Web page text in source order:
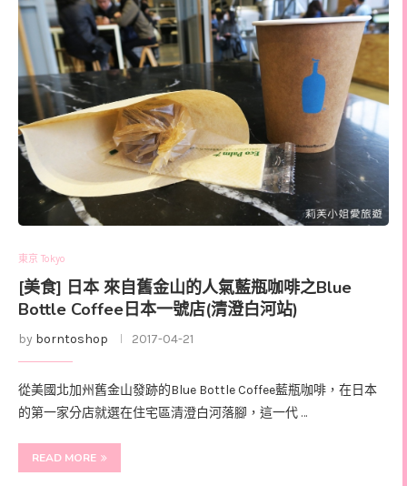
東京 Tokyo
[美食] 日本 來自舊金山的人氣藍瓶咖啡之Blue
Bottle Coffee日本一號店(清澄白河站)
by borntoshop 2017-04-21
從美國北加州舊金山發跡的Blue Bottle Coffee藍瓶咖啡，在日本
的第一家分店就選在住宅區清澄白河落腳，這一代 …
READ MORE